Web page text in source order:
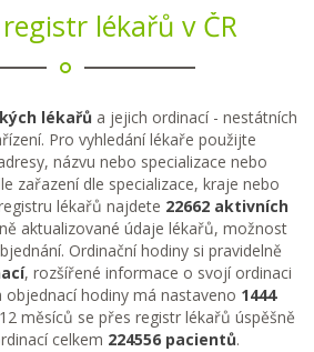
lékařů v ČR
lékařů a jejich ordinací - nestátních
Pro vyhledání lékaře použijte
názvu nebo specializace nebo
zařazení dle specializace, kraje nebo
lékařů najdete 22662 aktivních
aktualizované údaje lékařů, možnost
Ordinační hodiny si pravidelně
, rozšířené informace o svojí ordinaci
objednací hodiny má nastaveno 1444
měsíců se přes registr lékařů úspěšně
celkem 224556 pacientů.